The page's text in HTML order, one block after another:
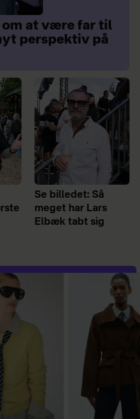
om at være far til
perspektiv på
Se billedet: Så
meget har Lars
Elbæk tabt sig